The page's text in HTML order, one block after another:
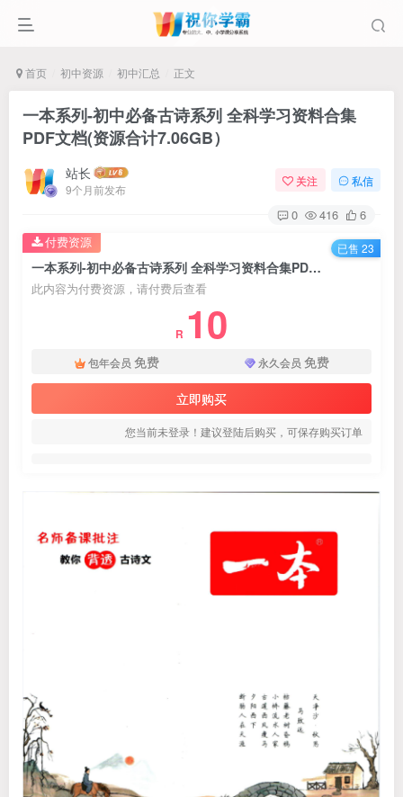
首页 初中资源 初中汇总 正文
一本系列-初中必备古诗系列 全科学习资料合集
PDF文档(资源合计7.06GB）
站长
9个月前发布
关注 私信
0 416 6
一本系列-初中必备古诗系列 全科学习资料合集PDF文档(资源合计7.06GB）
此内容为付费资源，请付费后查看
R 10
包年会员 免费 永久会员 免费
立即购买
您当前未登录！建议登陆后购买，可保存购买订单
付费资源 已售 23